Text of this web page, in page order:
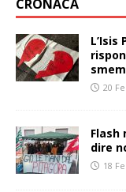
CRONACA
20
Flash
dire
18